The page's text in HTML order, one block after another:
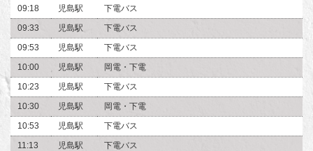
09:18
児島駅
下電バス
09:33
児島駅
下電バス
09:53
児島駅
下電バス
10:00
児島駅
岡電・下電
10:23
児島駅
下電バス
10:30
児島駅
岡電・下電
10:53
児島駅
下電バス
11:13
児島駅
下電バス